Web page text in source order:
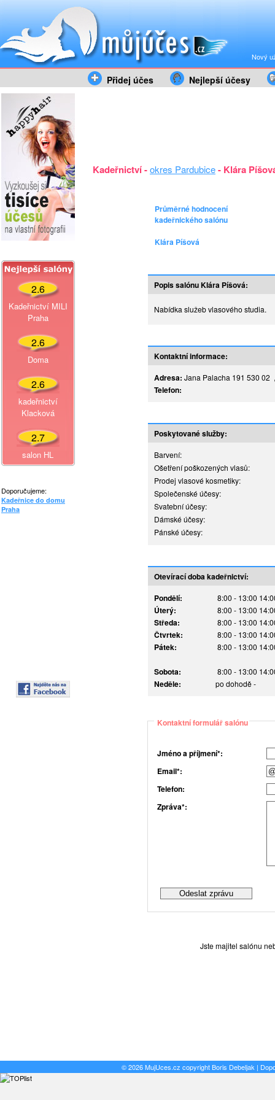
Nový
Přidej účes Nejlepší účesy
2.6
Kadeřnictví MILI
Praha
2.6
Doma
2.6
kadeřnictví
Klacková
2.7
salon HL
Doporučujeme:
Kadeřnice do domu
Praha
Kadeřnictví -okres Pardubice- Klára
Průměrné hodnocení
kadeřnického salónu
Klára Píšová
Popis salónu Klára Píšová:
Nabídka služeb vlasového studia.
Kontaktní informace:
Adresa: Jana Palacha 191 530 02
Telefon:
Poskytované služby:
Barvení:
Ošetření poškozených vlasů:
Prodej vlasové kosmetiky:
Společenské účesy:
Svatební účesy:
Dámské účesy:
Pánské účesy:
Otevírací doba kadeřnictví:
Pondělí:
8:00 - 13:00
Úterý: 8:00 - 13:00
Středa: 8:00 - 13:00
Čtvrtek: 8:00 - 13:00
Pátek: 8:00 - 13:00
Sobota: 8:00 - 13:00
Neděle: po dohodě -
Kontaktní formulář salónu
Jméno a příjmení*:
Email*:
Telefon:
Zpráva*:
Jste majitel salónu
© 2026 MujUces.cz copyrightBoris Debeljak |